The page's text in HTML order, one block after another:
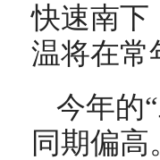
快速南下
温将在常
今年的
同期偏